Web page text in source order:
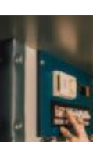
slarvigt utfört
blir valet av